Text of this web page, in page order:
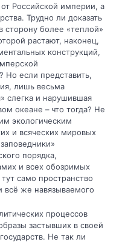
Российской империи, а
Трудно ли доказать
сторону более «теплой»
растают, наконец,
конструкций,
Но если представить,
лишь весьма
слегка и нарушившая
океане – что тогда? Не
экологическим
и всяческих мировых
порядка,
и всех обозримых
само пространство
всё же навязываемого
процессов
застывших в своей
Не так ли